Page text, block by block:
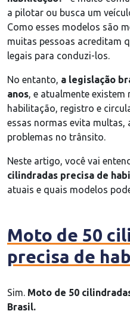
a pilotar ou busca um
Como esses modelos são
muitas pessoas acreditam
legais para conduzi-los.
No entanto, a legislação
anos, e atualmente existem
habilitação, registro e
essas normas evita multas,
problemas no trânsito.
Neste artigo, você vai
cilindradas precisa de
atuais e quais modelos
Moto de 50
precisa de
Sim. Moto de 50
Brasil.